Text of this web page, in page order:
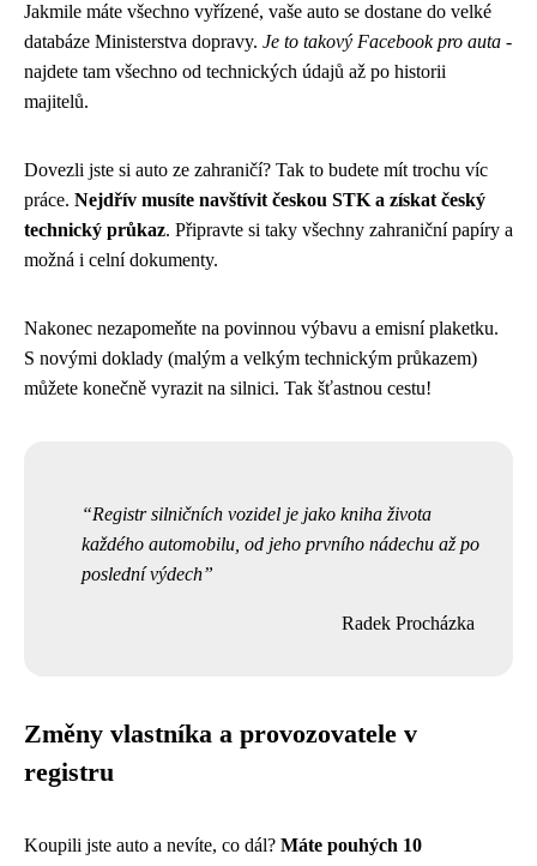
Jakmile máte všechno vyřízené, vaše auto se dostane do velké
databáze Ministerstva dopravy. Je to takový Facebook pro auta -
najdete tam všechno od technických údajů až po historii
majitelů.
Dovezli jste si auto ze zahraničí? Tak to budete mít trochu víc
práce. Nejdřív musíte navštívit českou STK a získat český
technický průkaz. Připravte si taky všechny zahraniční papíry a
možná i celní dokumenty.
Nakonec nezapomeňte na povinnou výbavu a emisní plaketku.
S novými doklady (malým a velkým technickým průkazem)
můžete konečně vyrazit na silnici. Tak šťastnou cestu!
Registr silničních vozidel je jako kniha života
každého automobilu, od jeho prvního nádechu až po
poslední výdech
Radek Procházka
Změny vlastníka a provozovatele v
registru
Koupili jste auto a nevíte, co dál? Máte pouhých 10